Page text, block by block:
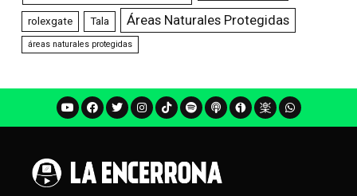
rolexgate Tala Áreas Naturales Protegidas
áreas naturales protegidas